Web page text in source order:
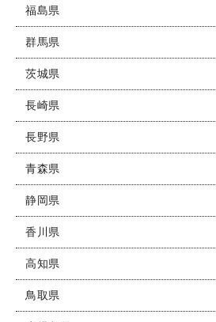
福島県
群馬県
茨城県
長崎県
長野県
青森県
静岡県
香川県
高知県
鳥取県